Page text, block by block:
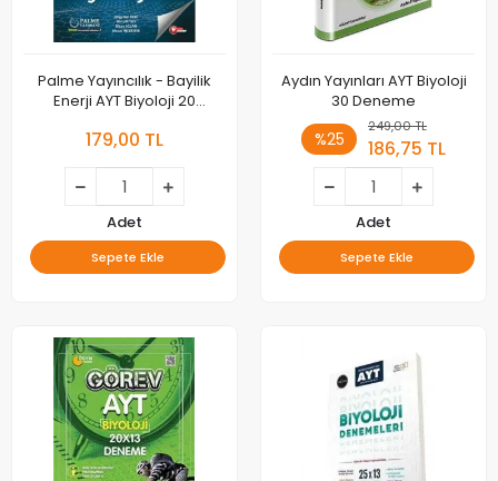
Palme Yayıncılık - Bayilik
Enerji AYT Biyoloji 20
179,00 TL
Adet
Sepete Ekle
Aydın Yayınları AYT Biyoloji
30 Deneme
%25
249,00 TL
186,75 TL
Adet
Sepete Ekle